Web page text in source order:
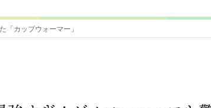
「カップウォーマー」